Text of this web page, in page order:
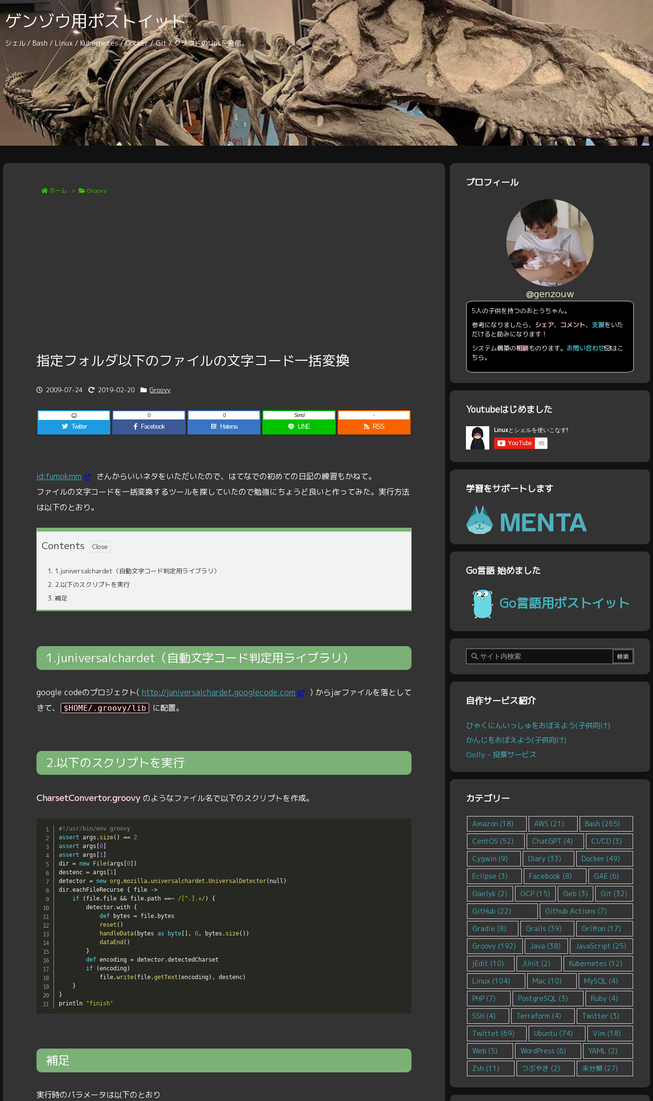
ゲンゾウ用ポストイット
シェル / Bash / Linux / Kubernetes / Docker / Git / クラウドのtipsを発信。
ホーム > Groovy
指定フォルダ以下のファイルの文字コード一括変換
2009-07-24 2019-02-20 Groovy
Twitter Facebook
0
B! Hatena
0
LINE
Send
RSS
-
id:fumokmm
さんからいいネタをいただいたので、はてなでの初めての日記の練習もかねて。
ファイルの文字コードを一括変換するツールを探していたので勉強にちょうど良いと作ってみた。実行方法
は以下のとおり。
Contents
1. 1.juniversalchardet（自動文字コード判定用ライブラリ）
2. 2.以下のスクリプトを実行
3. 補足
1.juniversalchardet（自動文字コード判定用ライブラリ）
google codeのプロジェクト( http://juniversalchardet.googlecode.com
) からjarファイルを落として
きて、
$HOME/.groovy/lib に配置。
2.以下のスクリプトを実行
CharsetConvertor.groovy のようなファイル名で以下のスクリプトを作成。
#!/usr/bin/env groovy
assert args . size( ) == 2
assert args 0]
assert args 1]
dir = new File(args 0]
)
destenc = args 1]
detector = new org .mozilla. universalchardet .UniversalDetector( null )
dir.eachFileRecurse { file
->
if
( file. file && file. path ==~ /[^.].+/ )
{
        detector
.with {
def bytes = file. bytes
reset ( )
handleData( bytes as byte[ , 0, bytes . size( ) )
dataEnd ( )
}
def encoding = detector.detectedCharset
if
(encoding )
            file
.write( file.getText (encoding ) , destenc)
}
}
println
"finish"
補足
実行時のパラメータは以下のとおり
プロフィール
@genzouw
5人の子供を持つのおとうちゃん。
参考になりましたら、 シェア、 コメント、 支援をいた
だけると励みになります！
システム構築の相談ものります。 お問い合わせ
はこ
ちら。
Youtubeはじめました
学習をサポートします
Go言語 始めました
Go言語用ポストイット
自作サービス紹介
ひゃくにんいっしゅをおぼえよう(子供向け)
かんじをおぼえよう(子供向け)
Golly - 投票サービス
カテゴリー
Amazon (18) AWS (21) Bash (265)
CentOS (52) ChatGPT (4) CI/CD (3)
Cygwin (9) Diary (33) Docker (49)
Eclipse (3) Facebook (8) GAE (6)
Gaelyk (2) GCP(15) Geb (3) Git (32)
GitHub (22) Github Actions (7)
Gradle (8) Grails (39) Griffon (17)
Groovy (192) Java (38) JavaScript (25)
jEdit (10) JUnit (2) Kubernetes (12)
Linux (104) Mac (10) MySQL (4)
PHP (7) PostgreSQL (3) Ruby (4)
SSH (4) Terraform (4) Twitter (3)
Twittet (69) Ubuntu (74) Vim (18)
Web (5) WordPress (6) YAML (2)
Zsh (11) つぶやき (2) 未分類 (27)